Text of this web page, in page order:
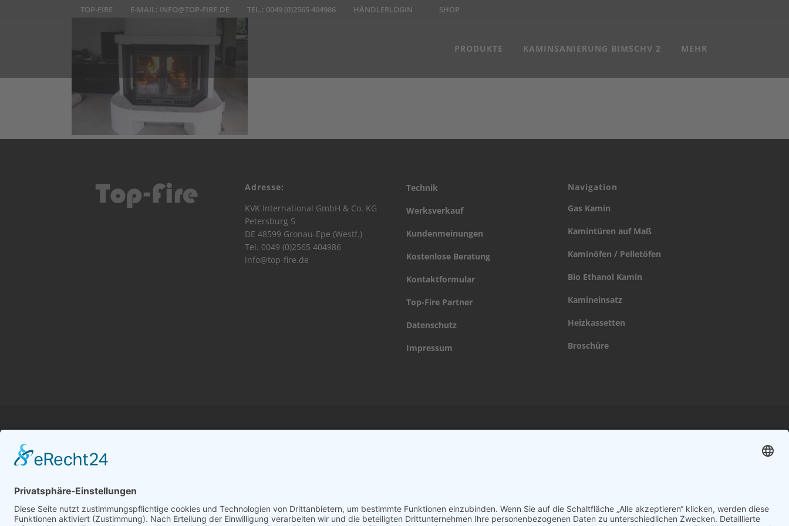
TOP-FIRE E-MAIL: INFO@TOP-FIRE.DE TEL.: 0049 (0)2565 404986 HÄNDLERLOGIN SHOP
PRODUKTE KAMINSANIERUNG BIMSCHV 2 MEHR
Adresse:
KVK International GmbH & Co. KG
Petersburg 5
DE 48599 Gronau-Epe (Westf.)
Tel. 0049 (0)2565 404986
info@top-fire.de
Technik
Werksverkauf
Kundenmeinungen
Kostenlose Beratung
Kontaktformular
Top-Fire Partner
Datenschutz
Impressum
Navigation
Gas Kamin
Kamintüren auf Maß
Kaminöfen / Pelletöfen
Bio Ethanol Kamin
Kamineinsatz
Heizkassetten
Broschüre